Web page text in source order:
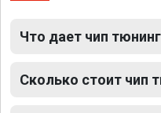
Что дает чип
Сколько стоит чип